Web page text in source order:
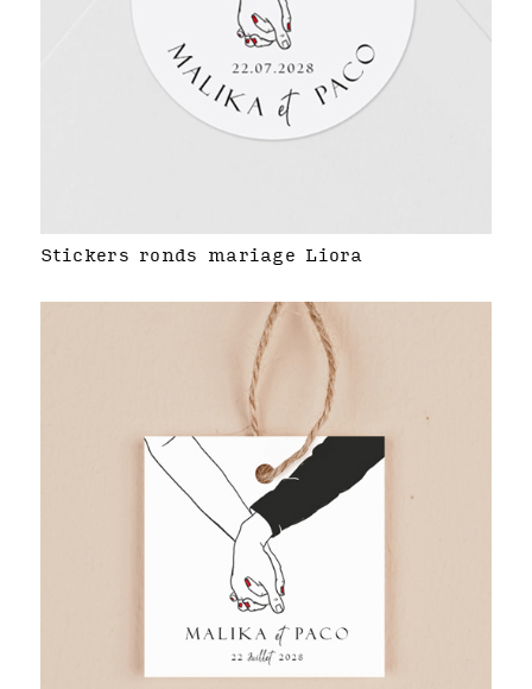
Stickers ronds mariage Liora